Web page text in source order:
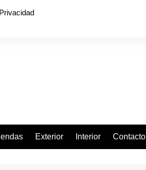
Exterior Interior Contacto